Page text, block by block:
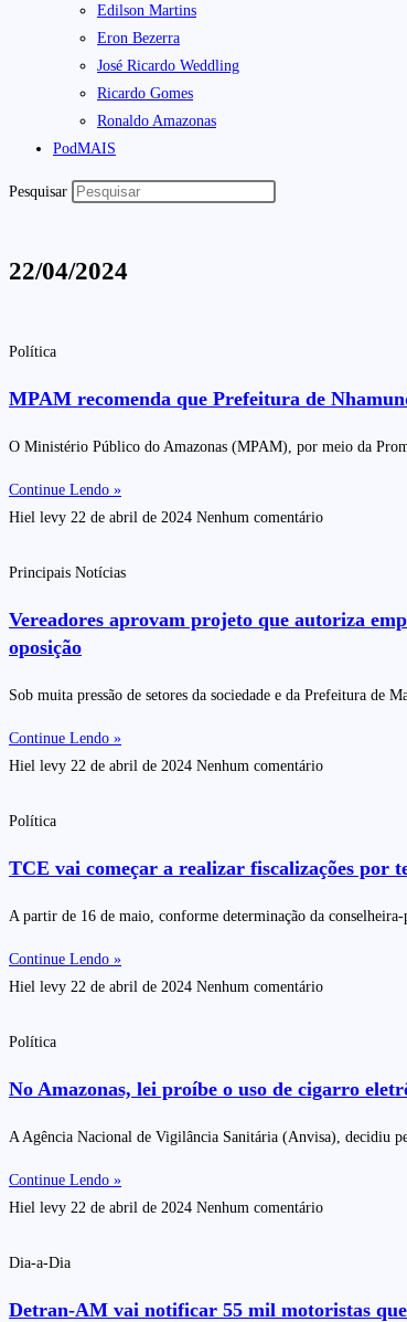
Edilson Martins
Eron Bezerra
José Ricardo Weddling
Ricardo Gomes
Ronaldo Amazonas
PodMAIS
Pesquisar
22/04/2024
Política
MPAM recomenda que Prefeitura de
O Ministério Público do Amazonas (MPAM), por meio da
Continue Lendo »
Hiel levy 22 de abril de 2024 Nenhum comentário
Principais Notícias
Vereadores aprovam projeto que autoriza
oposição
Sob muita pressão de setores da sociedade e da Prefeitura de
Continue Lendo »
Hiel levy 22 de abril de 2024 Nenhum comentário
Política
TCE vai começar a realizar fiscalizações por
A partir de 16 de maio, conforme determinação da
Continue Lendo »
Hiel levy 22 de abril de 2024 Nenhum comentário
Política
No Amazonas, lei proíbe o uso de cigarro
A Agência Nacional de Vigilância Sanitária (Anvisa), decidiu
Continue Lendo »
Hiel levy 22 de abril de 2024 Nenhum comentário
Dia-a-Dia
Detran-AM vai notificar 55 mil motoristas que